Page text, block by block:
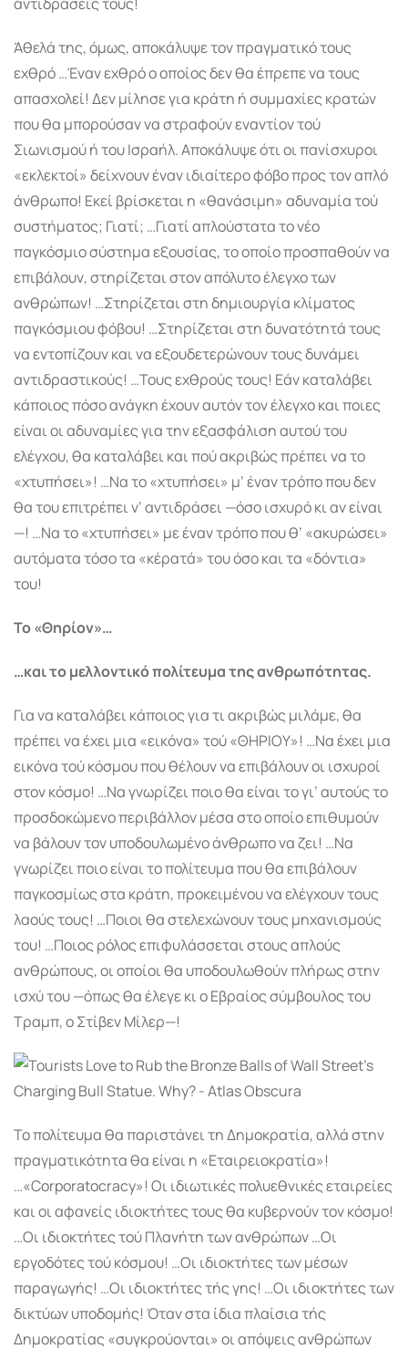
Άθελά της, όμως, αποκάλυψε τον πραγματικό τους
εχθρό …Έναν εχθρό ο οποίος δεν θα έπρεπε να τους
απασχολεί! Δεν μίλησε για κράτη ή συμμαχίες κρατών
που θα μπορούσαν να στραφούν εναντίον τού
Σιωνισμού ή του Ισραήλ. Αποκάλυψε ότι οι πανίσχυροι
«εκλε­κτοί» δείχνουν έναν ιδιαίτερο φόβο προς τον απλό
άνθρωπο! Εκεί βρίσκεται η «θανάσιμη» αδυναμία τού
συστήματος; Γιατί; …Γιατί απλούστατα το νέο
παγκόσμιο σύστημα εξουσίας, το οποίο προσπαθούν να
επιβάλουν, στηρίζεται στον απόλυτο έλεγχο των
ανθρώπων! …Στηρί­­ζεται στη δημιουργία κλίματος
παγκόσμιου φόβου! …Στηρίζεται στη δυνατότητά τους
να εντοπίζουν και να εξουδετερώνουν τους δυνάμει
αντιδραστικούς! …Τους εχθρούς τους! Εάν καταλάβει
κάποιος πόσο ανάγκη έχουν αυτόν τον έλεγχο και ποιες
είναι οι αδυναμίες για την εξασφάλιση αυτού του
ελέγχου, θα καταλάβει και πού ακριβώς πρέπει να το
«χτυπήσει»! …Να το «χτυπήσει» μ’ έναν τρόπο που δεν
θα του επιτρέπει ν’ αντιδράσει —όσο ισχυρό κι αν είναι
—! …Να το «χτυπήσει» με έναν τρόπο που θ’ «ακυ­ρώσει»
αυτόματα τόσο τα «κέρατά» του όσο και τα «δόντια»
του!
Το «Θηρίον»…
…και το μελλοντικό πολίτευμα της ανθρωπότητας.
Για να καταλάβει κάποιος για τι ακριβώς μιλάμε, θα
πρέπει να έχει μια «εικόνα» τού «ΘΗΡΙΟΥ»! …Να έχει μια
εικόνα τού κόσμου που θέλουν να επιβάλουν οι ισχυροί
στον κόσμο! …Να γνωρίζει ποιο θα είναι το γι’ αυτούς το
προσδοκώμενο περιβάλλον μέσα στο οποίο επιθυμούν
να βάλουν τον υποδουλωμένο άνθρωπο να ζει! …Να
γνωρίζει ποιο είναι το πολίτευμα που θα επιβάλουν
παγκοσμίως στα κράτη, προκειμένου να ελέγχουν τους
λαούς τους! …Ποιοι θα στελεχώνουν τους μηχανισμούς
του! …Ποιος ρόλος επιφυλάσσεται στους απλούς
ανθρώ­πους, οι οποίοι θα υποδουλωθούν πλήρως στην
ισχύ του —όπως θα έλεγε κι ο Εβραίος σύμβουλος του
Τραμπ, ο Στίβεν Μίλερ—!
Το πολίτευμα θα παριστάνει τη Δημοκρατία, αλλά στην
πραγματικότητα θα είναι η «Εται­ρειο­­κρατία»!
…«Corporatocracy»! Οι ιδιωτικές πολυεθνικές εταιρείες
και οι αφανείς ιδιο­κτήτες τους θα κυβερνούν τον κόσμο!
…Οι ιδιοκτήτες τού Πλανήτη των ανθρώπων …Οι
εργοδότες τού κόσμου! …Οι ιδιοκτήτες των μέσων
παραγωγής! …Οι ιδιοκτήτες τής γης! …Οι ιδιοκτήτες των
δικτύων υποδομής! Όταν στα ίδια πλαίσια τής
Δημοκρατίας «συγκρούονται» οι απόψεις ανθρώπων